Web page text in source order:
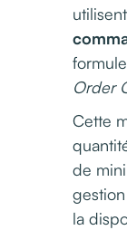
Order
Cette
de
la